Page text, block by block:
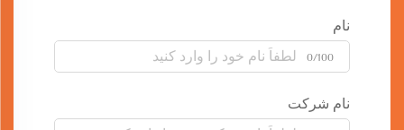
نام
0/100
نام شرکت